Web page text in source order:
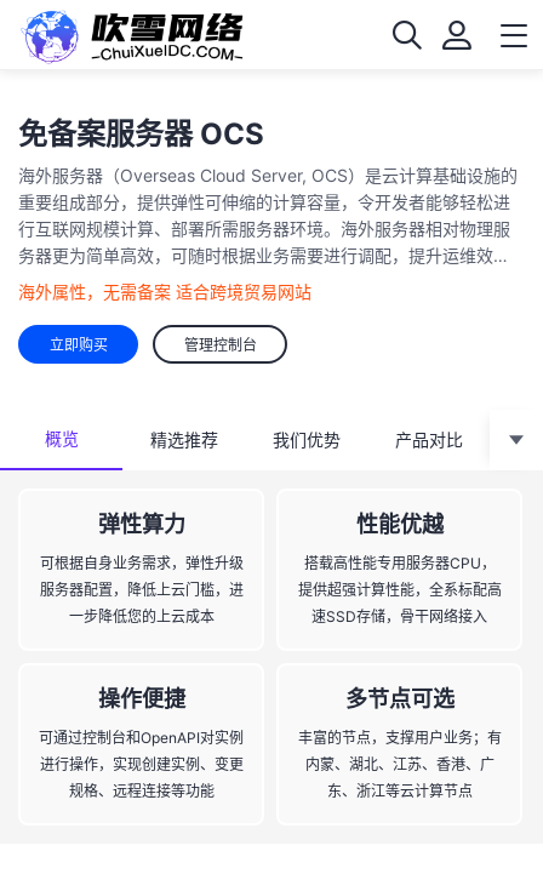
概览 精选推荐 我们优势 产品对比 强
免备案服务器 OCS
海外服务器（Overseas Cloud Server, OCS）是云计算基础设施的
重要组成部分，提供弹性可伸缩的计算容量，令开发者能够轻松进
行互联网规模计算、部署所需服务器环境。海外服务器相对物理服
务器更为简单高效，可随时根据业务需要进行调配，提升运维效
率。
海外属性，无需备案 适合跨境贸易网站
立即购买 管理控制台
弹性算力
可根据自身业务需求，弹性升级
服务器配置，降低上云门槛，进
一步降低您的上云成本
性能优越
搭载高性能专用服务器CPU，
提供超强计算性能，全系标配高
速SSD存储，骨干网络接入
操作便捷
可通过控制台和OpenAPI对实例
进行操作，实现创建实例、变更
规格、远程连接等功能
多节点可选
丰富的节点，支撑用户业务；有
内蒙、湖北、江苏、香港、广
东、浙江等云计算节点